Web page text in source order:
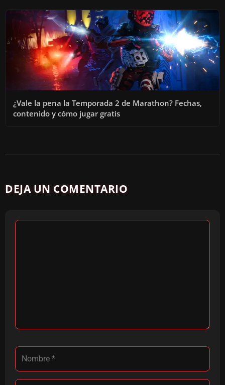
¿Vale la pena la Temporada 2 de Marathon? Fechas,
contenido y cómo jugar gratis
DEJA UN COMENTARIO